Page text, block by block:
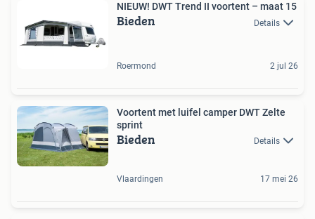
NIEUW! DWT Trend II voortent – maat 15
Bieden Details
Roermond 2 jul 26
Voortent met luifel camper DWT Zelte
sprint
Bieden Details
Vlaardingen 17 mei 26